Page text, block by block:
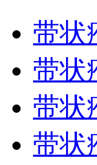
带状
带状
带状
带状